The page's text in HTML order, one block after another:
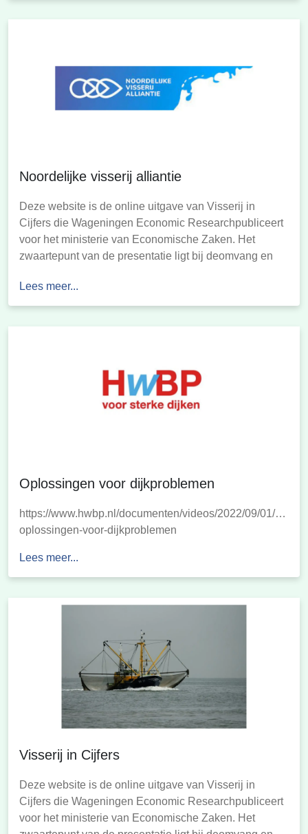
Noordelijke visserij alliantie
Deze website is de online uitgave van Visserij in
Cijfers die Wageningen Economic Researchpubliceert
voor het ministerie van Economische Zaken. Het
zwaartepunt van de presentatie ligt bij deomvang en
onderwerpen als structuur, inspanningen innovatie
komen aan de orde. De gegevens zijn per sector of per
Lees meer...
Oplossingen voor dijkproblemen
https://www.hwbp.nl/documenten/videos/2022/09/01/
oplossingen-voor-dijkproblemen
Lees meer...
Visserij in Cijfers
Deze website is de online uitgave van Visserij in
Cijfers die Wageningen Economic Researchpubliceert
voor het ministerie van Economische Zaken. Het